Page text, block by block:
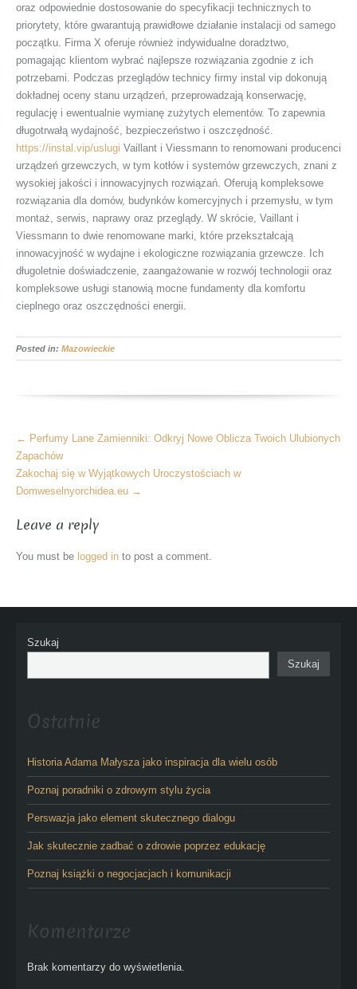
oraz odpowiednie dostosowanie do specyfikacji technicznych to
priorytety, które gwarantują prawidłowe działanie instalacji od samego
początku. Firma X oferuje również indywidualne doradztwo,
pomagając klientom wybrać najlepsze rozwiązania zgodnie z ich
potrzebami. Podczas przeglądów technicy firmy instal vip dokonują
dokładnej oceny stanu urządzeń, przeprowadzają konserwację,
regulację i ewentualnie wymianę zużytych elementów. To zapewnia
długotrwałą wydajność, bezpieczeństwo i oszczędność.
https://instal.vip/uslugi Vaillant i Viessmann to renomowani producenci
urządzeń grzewczych, w tym kotłów i systemów grzewczych, znani z
wysokiej jakości i innowacyjnych rozwiązań. Oferują kompleksowe
rozwiązania dla domów, budynków komercyjnych i przemysłu, w tym
montaż, serwis, naprawy oraz przeglądy. W skrócie, Vaillant i
Viessmann to dwie renomowane marki, które przekształcają
innowacyjność w wydajne i ekologiczne rozwiązania grzewcze. Ich
długoletnie doświadczenie, zaangażowanie w rozwój technologii oraz
kompleksowe usługi stanowią mocne fundamenty dla komfortu
cieplnego oraz oszczędności energii.
Posted in: Mazowieckie
More
Articles
← Perfumy Lane Zamienniki: Odkryj Nowe Oblicza Twoich Ulubionych
Zapachów
Zakochaj się w Wyjątkowych Uroczystościach w
Domweselnyorchidea.eu →
Leave a reply
You must be logged in to post a comment.
Szukaj
Szukaj
Ostatnie
Historia Adama Małysza jako inspiracja dla wielu osób
Poznaj poradniki o zdrowym stylu życia
Perswazja jako element skutecznego dialogu
Jak skutecznie zadbać o zdrowie poprzez edukację
Poznaj książki o negocjacjach i komunikacji
Komentarze
Brak komentarzy do wyświetlenia.